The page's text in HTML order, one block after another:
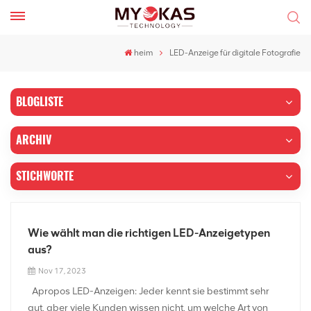
heim LED-Anzeige für digitale Fotografie
BLOGLISTE
ARCHIV
STICHWORTE
Wie wählt man die richtigen LED-Anzeigetypen
aus?
Nov 17, 2023
Apropos LED-Anzeigen: Jeder kennt sie bestimmt sehr
gut, aber viele Kunden wissen nicht, um welche Art von